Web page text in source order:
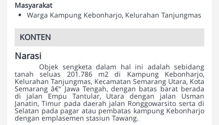
Masyarakat
Warga Kampung Kebonharjo, Kelurahan Tanjungmas
KONTEN
Narasi
Objek sengketa dalam hal ini adalah sebidang
tanah seluas 201.786 m2 di Kampung Kebonharjo,
Kelurahan Tanjungmas, Kecamatan Semarang Utara, Kota
Semarang â€“ Jawa Tengah, dengan batas barat berada
di jalan Empu Tantular, Utara dengan jalan Usman
Janatin, Timur pada daerah jalan Ronggowarsito serta di
Selatan pada pagar atau pembatas kampung Kebonharjo
dengan emplasemen stasiun Tawang.